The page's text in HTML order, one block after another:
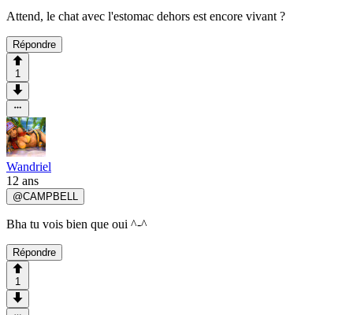
Attend, le chat avec l'estomac dehors est encore vivant ?
Répondre
1
Wandriel
12 ans
@CAMPBELL
Bha tu vois bien que oui ^-^
Répondre
1